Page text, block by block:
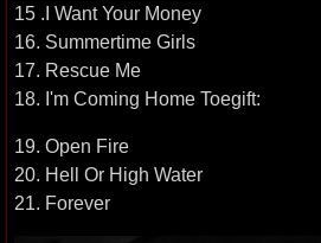
15 .I Want Your Money
16. Summertime Girls
17. Rescue Me
18. I'm Coming Home Toegift:
19. Open Fire
20. Hell Or High Water
21. Forever